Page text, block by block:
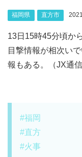
福岡県 直方市
13日15時45分頃か
目撃情報が相次い
報もある。（JX通
#福岡
#直方
#火事